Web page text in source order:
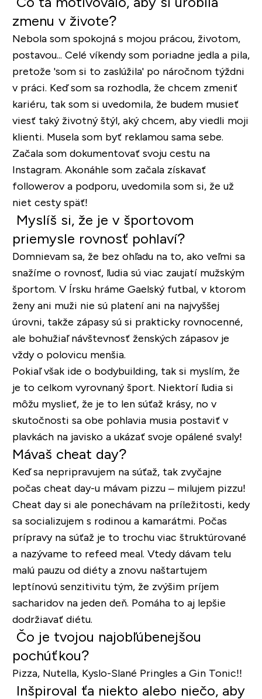
zmenu v živote?
Nebola som spokojná s mojou prácou, životom,
postavou... Celé víkendy som poriadne jedla a pila,
pretože 'som si to zaslúžila' po náročnom týždni
v práci. Keď som sa rozhodla, že chcem zmeniť
kariéru, tak som si uvedomila, že budem musieť
viesť taký životný štýl, aký chcem, aby viedli moji
klienti. Musela som byť reklamou sama sebe.
Začala som dokumentovať svoju cestu na
Instagram. Akonáhle som začala získavať
followerov a podporu, uvedomila som si, že už
niet cesty späť!
Myslíš si, že je v športovom
priemysle rovnosť pohlaví?
Domnievam sa, že bez ohľadu na to, ako veľmi sa
snažíme o rovnosť, ľudia sú viac zaujatí mužským
športom. V Írsku hráme Gaelský futbal, v ktorom
ženy ani muži nie sú platení ani na najvyššej
úrovni, takže zápasy sú si prakticky rovnocenné,
ale bohužiaľ návštevnosť ženských zápasov je
vždy o polovicu menšia.
Pokiaľ však ide o bodybuilding, tak si myslím, že
je to celkom vyrovnaný šport. Niektorí ľudia si
môžu myslieť, že je to len súťaž krásy, no v
skutočnosti sa obe pohlavia musia postaviť v
plavkách na javisko a ukázať svoje opálené svaly!
Mávaš cheat day?
Keď sa nepripravujem na súťaž, tak zvyčajne
počas cheat day-u mávam pizzu – milujem pizzu!
Cheat day si ale ponechávam na príležitosti, kedy
sa socializujem s rodinou a kamarátmi. Počas
prípravy na súťaž je to trochu viac štruktúrované
a nazývame to refeed meal. Vtedy dávam telu
malú pauzu od diéty a znovu naštartujem
leptínovú senzitivitu tým, že zvýšim príjem
sacharidov na jeden deň. Pomáha to aj lepšie
dodržiavať diétu.
Čo je tvojou najobľúbenejšou
pochúťkou?
Pizza, Nutella, Kyslo-Slané Pringles a Gin Tonic!!
Inšpiroval ťa niekto alebo niečo, aby